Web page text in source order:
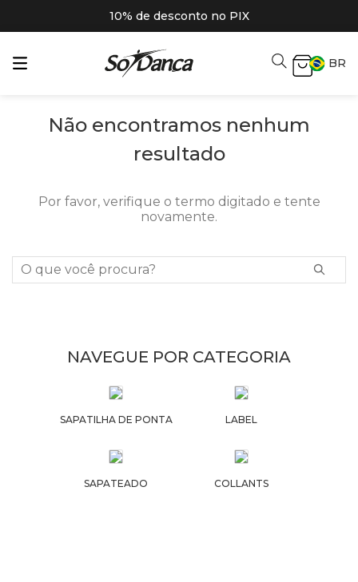
10% de desconto no PIX
BR
Não encontramos nenhum
resultado
Por favor, verifique o termo digitado e tente
novamente.
O que você procura?
NAVEGUE POR CATEGORIA
SAPATILHA DE PONTA LABEL
SAPATEADO COLLANTS